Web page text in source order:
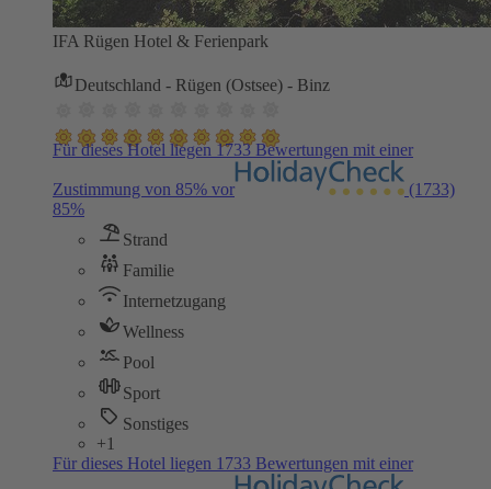
IFA Rügen Hotel & Ferienpark
Deutschland - Rügen (Ostsee) - Binz
Für dieses Hotel liegen 1733 Bewertungen mit einer
Zustimmung von 85% vor
(1733)
85%
Strand
Familie
Internetzugang
Wellness
Pool
Sport
Sonstiges
+1
Für dieses Hotel liegen 1733 Bewertungen mit einer